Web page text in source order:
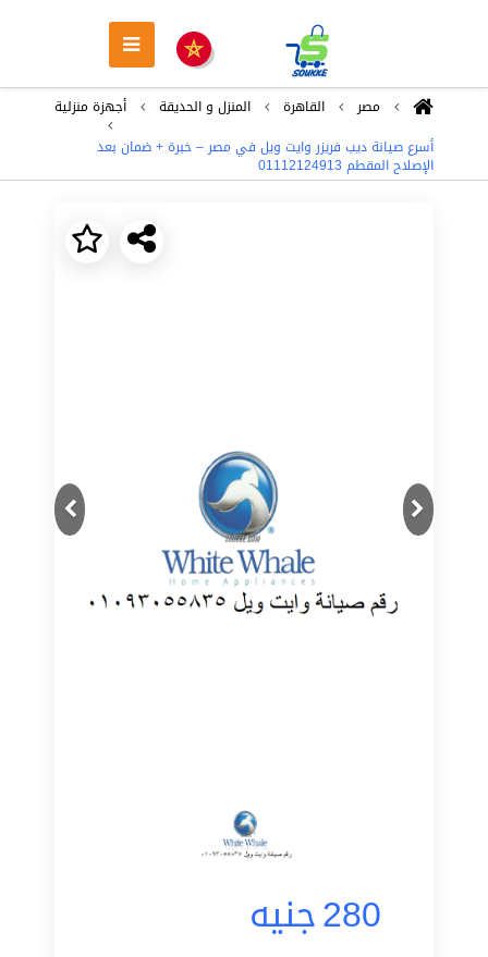
مصر القاهرة المنزل و الحديقة
أجهزة منزلية
أسرع صيانة ديب فريزر وايت ويل في مصر – خبرة + ضمان بعد
الإصلاح المقطم 01112124913
Previous
Next
280جنيه